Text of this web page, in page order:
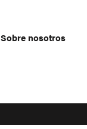
Sobre nosotros